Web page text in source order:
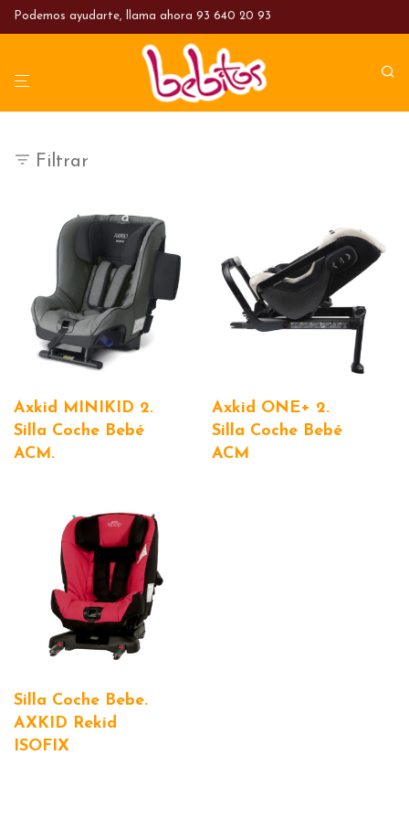
Podemos ayudarte, llama ahora 93 640 20 93
Filtrar
Axkid MINIKID 2.
Silla Coche Bebé
ACM.
Axkid ONE+ 2.
Silla Coche Bebé
ACM
Silla Coche Bebe.
AXKID Rekid
ISOFIX